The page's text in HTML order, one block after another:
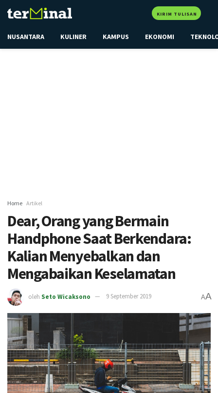
KIRIM TULISAN
NUSANTARA KULINER KAMPUS EKONOMI
Home Artikel
Dear, Orang yang Bermain
Handphone Saat Berkendara:
Kalian Menyebalkan dan
Mengabaikan Keselamatan
oleh Seto Wicaksono 9 September 2019 AA